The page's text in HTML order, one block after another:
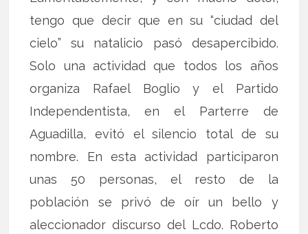
tengo que decir que en su “ciudad del
cielo” su natalicio pasó desapercibido.
Solo una actividad que todos los años
organiza Rafael Boglio y el Partido
Independentista, en el Parterre de
Aguadilla, evitó el silencio total de su
nombre. En esta actividad participaron
unas 50 personas, el resto de la
población se privó de oír un bello y
aleccionador discurso del Lcdo. Roberto